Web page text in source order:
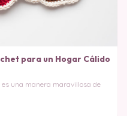
para un Hogar Cálido
es una manera maravillosa de